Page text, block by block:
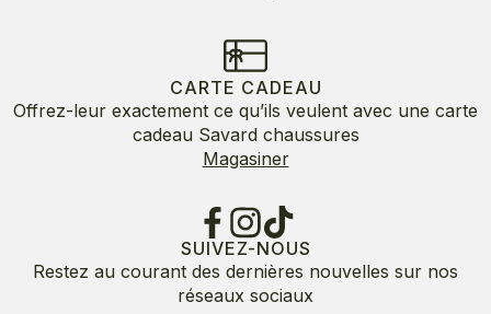
CARTE CADEAU
Offrez-leur exactement ce qu’ils veulent avec une carte
cadeau Savard chaussures
Magasiner
SUIVEZ-NOUS
Restez au courant des dernières nouvelles sur nos
réseaux sociaux